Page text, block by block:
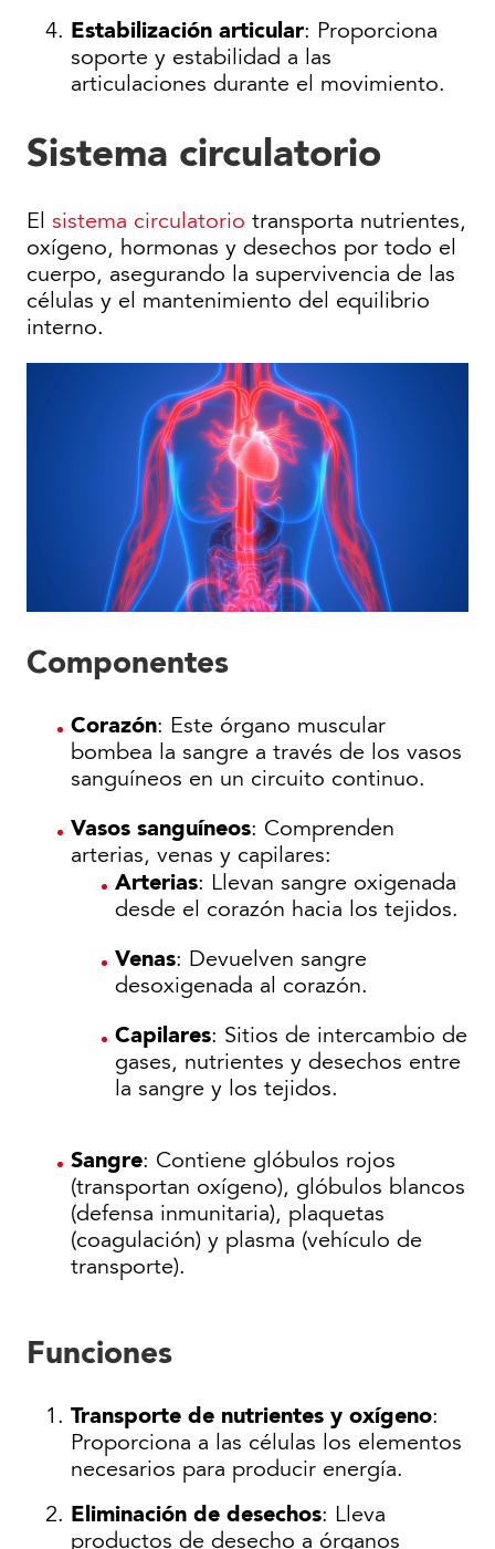
Estabilización articular: Proporciona
soporte y estabilidad a las
articulaciones durante el movimiento.
Sistema circulatorio
El sistema circulatorio transporta nutrientes,
oxígeno, hormonas y desechos por todo el
cuerpo, asegurando la supervivencia de las
células y el mantenimiento del equilibrio
interno.
Componentes
Corazón: Este órgano muscular
bombea la sangre a través de los vasos
sanguíneos en un circuito continuo.
Vasos sanguíneos: Comprenden
arterias, venas y capilares:
Arterias: Llevan sangre oxigenada
desde el corazón hacia los tejidos.
Venas: Devuelven sangre
desoxigenada al corazón.
Capilares: Sitios de intercambio de
gases, nutrientes y desechos entre
la sangre y los tejidos.
Sangre: Contiene glóbulos rojos
(transportan oxígeno), glóbulos blancos
(defensa inmunitaria), plaquetas
(coagulación) y plasma (vehículo de
transporte).
Funciones
Transporte de nutrientes y oxígeno:
Proporciona a las células los elementos
necesarios para producir energía.
Eliminación de desechos: Lleva
productos de desecho a órganos